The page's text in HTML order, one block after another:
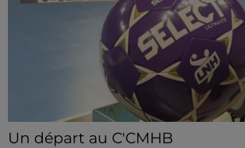
Un départ au C'CMHB